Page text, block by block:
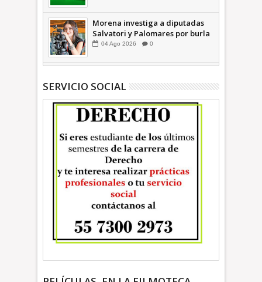
TIEMPO
Morena investiga a diputadas
Salvatori y Palomares por burla
a hombres mayores; perderían
INFORMATIVA
04 Ago 2026 0
SERVICIO SOCIAL